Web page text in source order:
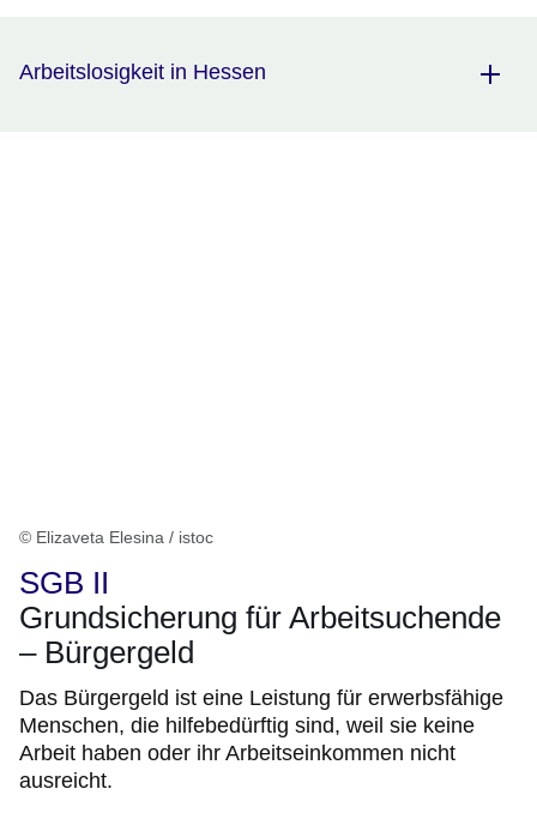
Arbeitslosigkeit in Hessen
© Elizaveta Elesina / istoc
SGB II
Grundsicherung für Arbeitsuchende
– Bürgergeld
Das Bürgergeld ist eine Leistung für erwerbsfähige
Menschen, die hilfebedürftig sind, weil sie keine
Arbeit haben oder ihr Arbeitseinkommen nicht
ausreicht.